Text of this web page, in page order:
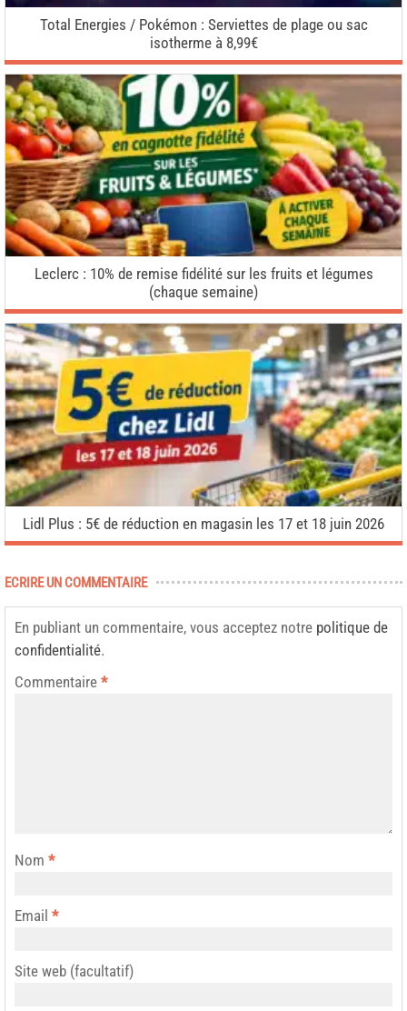
Total Energies / Pokémon : Serviettes de plage ou sac
isotherme à 8,99€
Leclerc : 10% de remise fidélité sur les fruits et légumes
(chaque semaine)
Lidl Plus : 5€ de réduction en magasin les 17 et 18 juin 2026
ECRIRE UN COMMENTAIRE
En publiant un commentaire, vous acceptez notre politique de
confidentialité.
Commentaire *
Nom *
Email *
Site web (facultatif)